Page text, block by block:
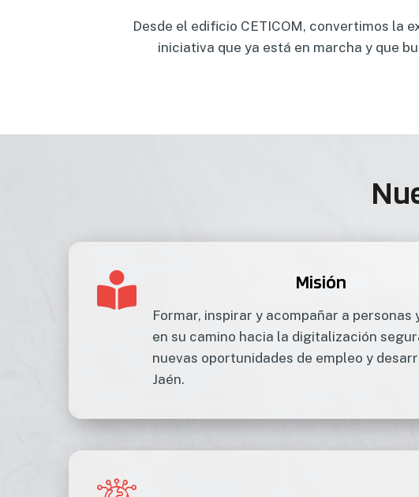
Desde el edificio CETICOM, convertimos la
iniciativa que ya está en marcha y que
Misión
Formar, inspirar y acompañar a personas
en su camino hacia la digitalización
nuevas oportunidades de empleo y
Jaén.